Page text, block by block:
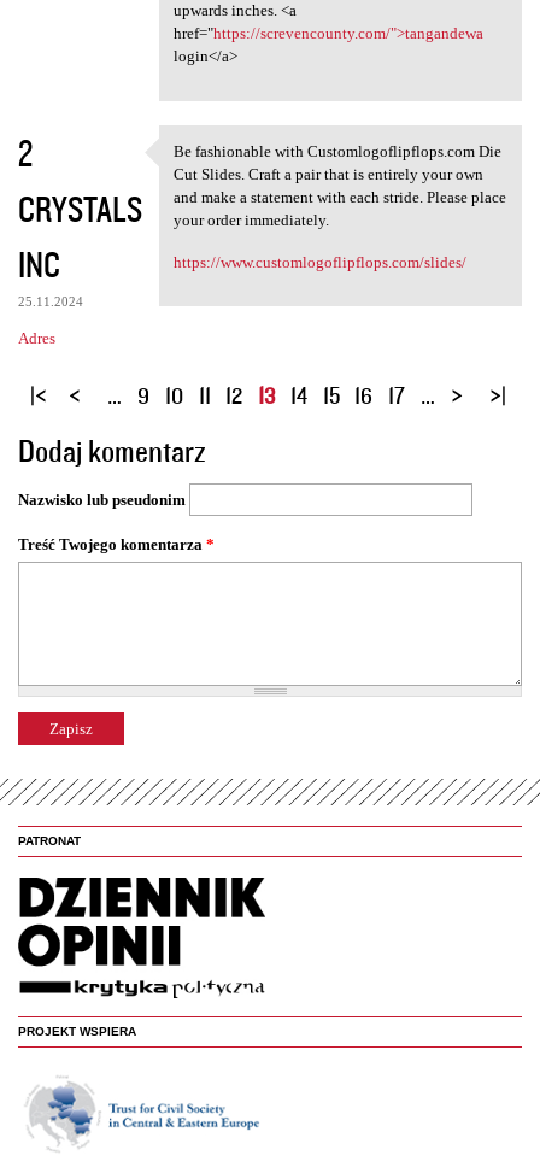
upwards inches. <a
href="https://screvencounty.com/">tangandewa
login</a>
2
CRYSTALS
INC
25.11.2024
Adres
Be fashionable with
Be fashionable with Customlogoflipflops.com Die
Cut Slides. Craft a pair that is entirely your own
and make a statement with each stride. Please place
your order immediately.
https://www.customlogoflipflops.com/slides/
S
r
o
n
y
… 9 10 11 12 13 14 15 16 17 …
Dodaj komentarz
Nazwisko lub pseudonim
Treść Twojego komentarza *
PATRONAT
PROJEKT WSPIERA